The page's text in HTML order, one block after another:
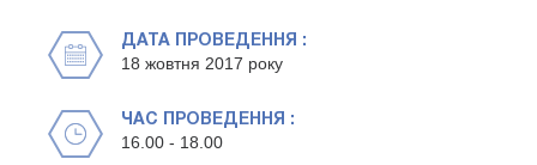
ДАТА ПРОВЕДЕННЯ :
18 жовтня 2017 року
ЧАС ПРОВЕДЕННЯ :
16.00 - 18.00